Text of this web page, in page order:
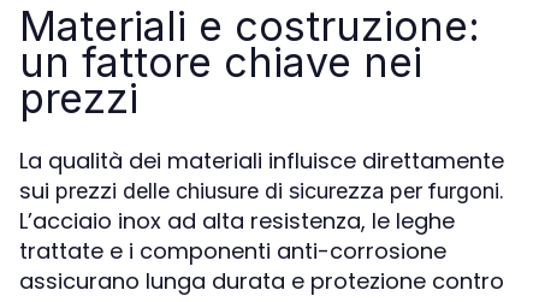
Materiali e costruzione:
un fattore chiave nei
prezzi
La qualità dei materiali influisce direttamente
sui prezzi delle chiusure di sicurezza per furgoni.
L’acciaio inox ad alta resistenza, le leghe
trattate e i componenti anti-corrosione
assicurano lunga durata e protezione contro